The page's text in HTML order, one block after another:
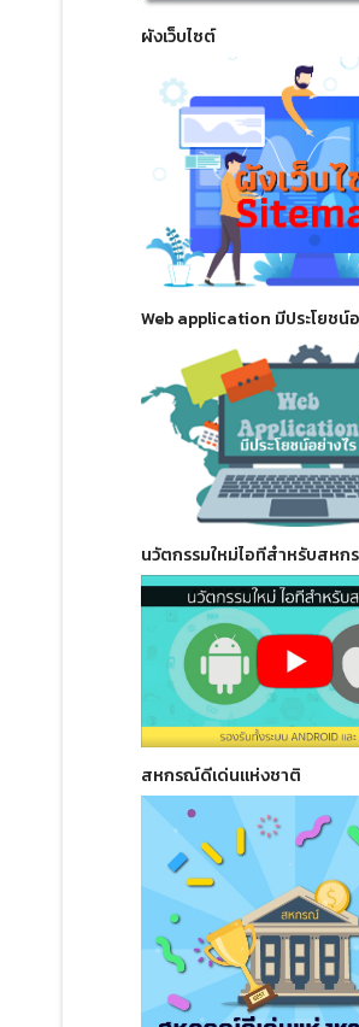
ผังเว็บไซต์
Web application มีประโยชน์
นวัตกรรมใหม่ไอทีสำหรับสห
สหกรณ์ดีเด่นแห่งชาติ